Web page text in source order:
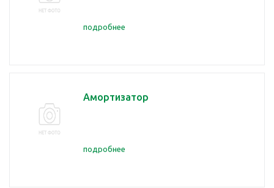
подробнее
Амортизатор
подробнее